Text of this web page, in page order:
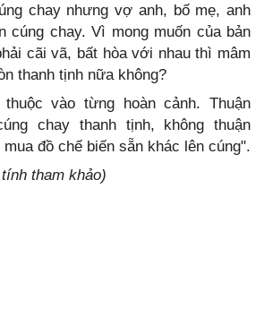
chay nhưng vợ anh, bố mẹ, anh
cúng chay. Vì mong muốn của bản
cãi vã, bất hòa với nhau thì mâm
thanh tịnh nữa không?
vào từng hoàn cảnh. Thuận
chay thanh tịnh, không thuận
đồ chế biến sẵn khác lên cúng".
tham khảo)